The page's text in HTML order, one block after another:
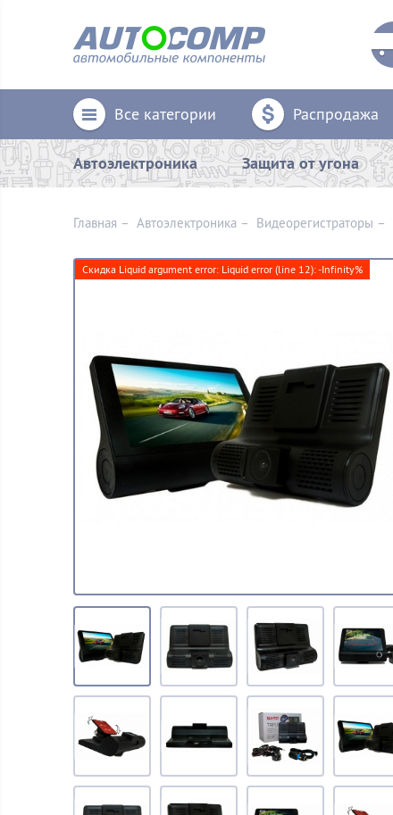
Все категории Распродажа
Автоэлектроника Защита от угона
Главная – Автоэлектроника – Видеорегистраторы –
Скидка Liquid argument error: Liquid error (line 12): -Infinity%